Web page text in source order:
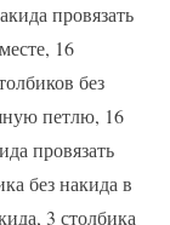
провязать
16
без
петлю, 16
провязать
без накида в
3 столбика